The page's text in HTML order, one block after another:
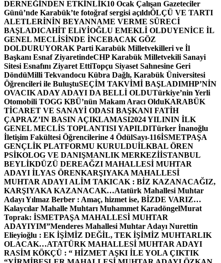
DERNEĞİNDEN ETKİNLİK10 Ocak Çalışan Gazeteciler
Günü’nde Karabük’te fotoğraf sergisi açıldıÖLÇÜ VE TARTI
ALETLERİNİN BEYANNAME VERME SÜRECİ
BAŞLADICAHİT ELiYİOĞLU EMEKLİ OLDUYENİCE İL
GENEL MECLİSİNDE İNCEBACAK GÖZ
DOLDURUYORAK Parti Karabük Milletvekilleri ve İl
Başkanı Esnaf ZiyaretindeCHP Karabük Milletvekili Sanayi
Sitesi Esnafını Ziyaret EttiTopçu Siyaset Sahnesine Geri
DöndüMilli Tekvandocu Kübra Dağlı, Karabük Üniversitesi
Öğrencileri ile BuluştuSEÇİM TAKVİMİ BAŞLADIMHP’NİN
OVACIK ADAY ADAYI DA BELLİ OLDUTürkiye’nin Yerli
Otomobili TOGG KBÜ’nün Makam Aracı OlduKARABÜK
TİCARET VE SANAYİ ODASI BAŞKANI FATİH
ÇAPRAZ’IN BASIN AÇIKLAMASI2024 YILININ İLK
GENEL MECLİS TOPLANTISI YAPILDITürker İnanoğlu
İletişim Fakültesi Öğrencilerine 4 ÖdülSayı-116İSMETPAŞA
GENÇLİK PLATFORMU KURULDUİLKBAL ÖREN
PSİKOLOG VE DANIŞMANLIK MERKEZİİSTANBUL
BEYLİKDÜZÜ DEREAĞZI MAHALLESİ MUHTAR
ADAYI İLYAS ÖRENKARŞIYAKA MAHALLESİ
MUHTAR ADAYI ALİM TAKICAK : BİZ KAZANACAĞIZ,
KARŞIYAKA KAZANACAK…Atatürk Mahallesi Muhtar
Adayı Yılmaz Berber : Amaç, hizmet ise, BİZDE VARIZ…
Kalaycılar Mahalle Muhtarı Muhammet KaradöngelMurat
Toprak: İSMETPAŞA MAHALLESİ MUHTAR
ADAYIYIM”Menderes Mahallesi Muhtar Adayı Nurettin
Elieyioğlu : EK İŞİMİZ DEĞİL, TEK İŞİMİZ MUHTARLIK
OLACAK…ATATÜRK MAHALLESİ MUHTAR ADAYI
RASİM KÖKÇÜ : “ HİZMET AŞKI İLE YOLA ÇIKTIK